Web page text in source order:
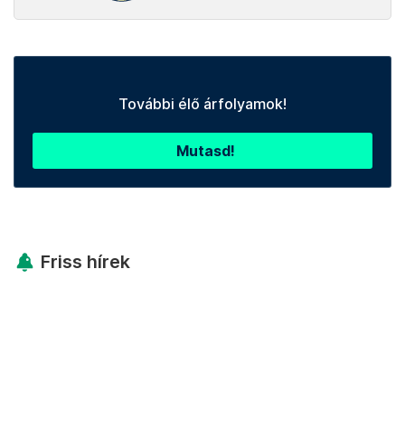
További élő árfolyamok!
Mutasd!
Friss hírek